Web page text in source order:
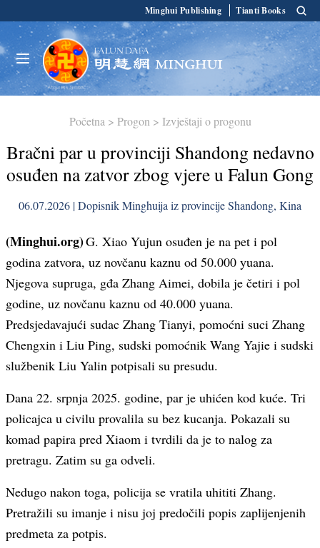
Minghui Publishing Tianti Books
Početna > Progon > Izvještaji o progonu
Bračni par u provinciji Shandong nedavno
osuđen na zatvor zbog vjere u Falun Gong
06.07.2026 | Dopisnik Minghuija iz provincije Shandong, Kina
(Minghui.org)G. Xiao Yujun osuđen je na pet i pol
godina zatvora, uz novčanu kaznu od 50.000 yuana.
Njegova supruga, gđa Zhang Aimei, dobila je četiri i pol
godine, uz novčanu kaznu od 40.000 yuana.
Predsjedavajući sudac Zhang Tianyi, pomoćni suci Zhang
Chengxin i Liu Ping, sudski pomoćnik Wang Yajie i sudski
službenik Liu Yalin potpisali su presudu.
Dana 22. srpnja 2025. godine, par je uhićen kod kuće. Tri
policajca u civilu provalila su bez kucanja. Pokazali su
komad papira pred Xiaom i tvrdili da je to nalog za
pretragu. Zatim su ga odveli.
Nedugo nakon toga, policija se vratila uhititi Zhang.
Pretražili su imanje i nisu joj predočili popis zaplijenjenih
predmeta za potpis.